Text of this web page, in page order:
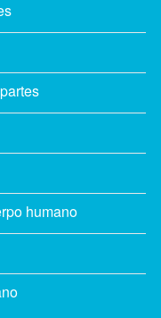
humano